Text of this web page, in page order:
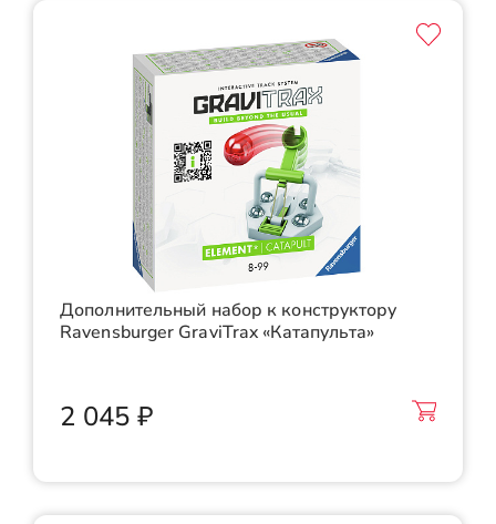
Дополнительный набор к конструктору
Ravensburger GraviTrax «Катапульта»
2 045 ₽